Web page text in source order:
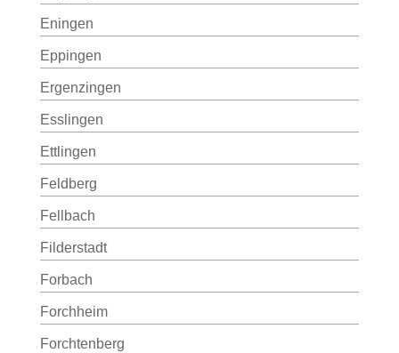
Eningen
Eppingen
Ergenzingen
Esslingen
Ettlingen
Feldberg
Fellbach
Filderstadt
Forbach
Forchheim
Forchtenberg